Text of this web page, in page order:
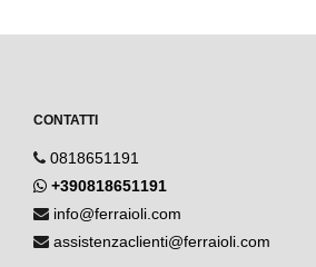
CONTATTI
0818651191
+390818651191
info@ferraioli.com
assistenzaclienti@ferraioli.com